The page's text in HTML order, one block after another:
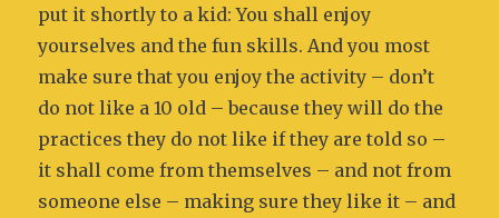
put it shortly to a kid: You shall enjoy
yourselves and the fun skills. And you most
make sure that you enjoy the activity – don’t
do not like a 10 old – because they will do the
practices they do not like if they are told so –
it shall come from themselves – and not from
someone else – making sure they like it – and